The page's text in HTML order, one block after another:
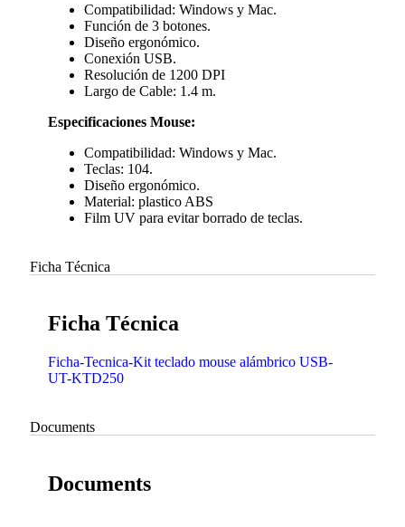
Compatibilidad: Windows y Mac.
Función de 3 botones.
Diseño ergonómico.
Conexión USB.
Resolución de 1200 DPI
Largo de Cable: 1.4 m.
Especificaciones Mouse:
Compatibilidad: Windows y Mac.
Teclas: 104.
Diseño ergonómico.
Material: plastico ABS
Film UV para evitar borrado de teclas.
Ficha Técnica
Ficha Técnica
Ficha-Tecnica-Kit teclado mouse alámbrico USB-
UT-KTD250
Documents
Documents